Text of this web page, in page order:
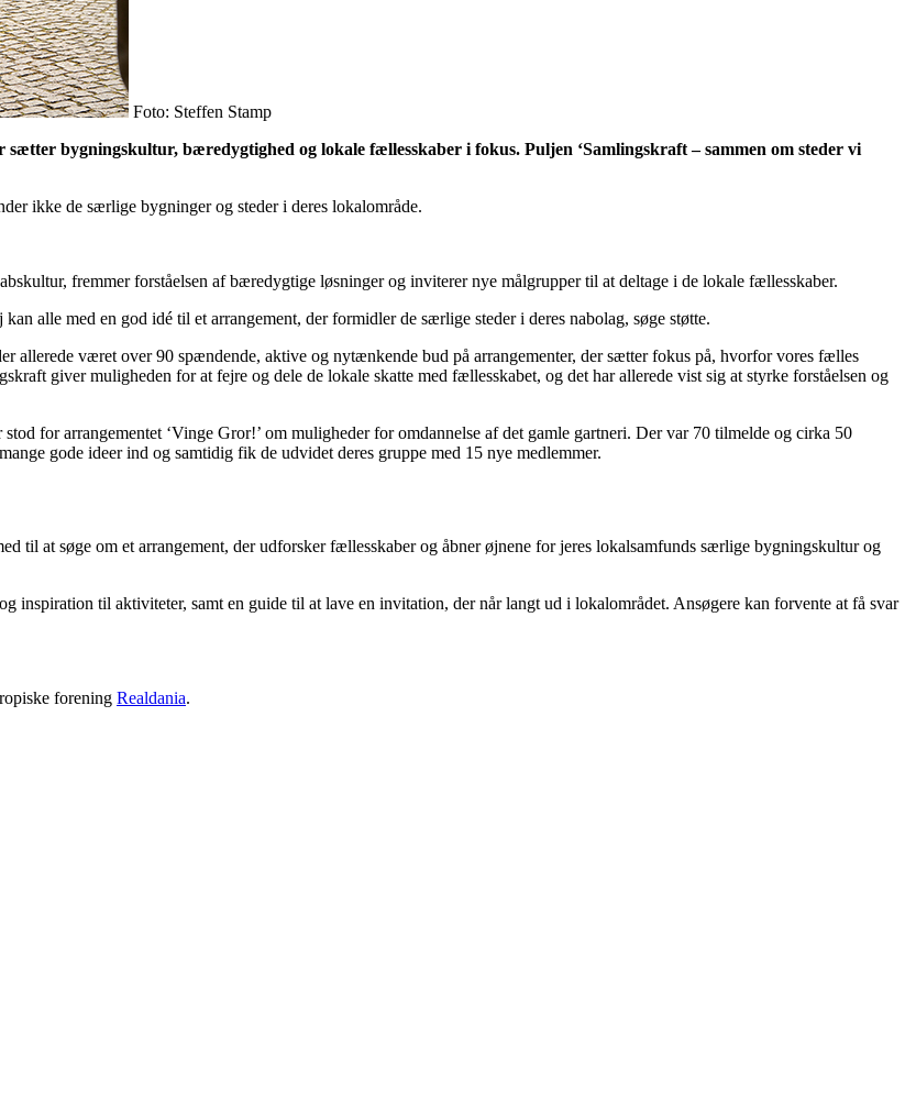
Foto: Steffen Stamp
bygningskultur, bæredygtighed og lokale fællesskaber i fokus. Puljen ‘Samlingskraft – sammen om steder vi
ikke de særlige bygninger og steder i deres lokalområde.
fremmer forståelsen af bæredygtige løsninger og inviterer nye målgrupper til at deltage i de lokale fællesskaber.
alle med en god idé til et arrangement, der formidler de særlige steder i deres nabolag, søge støtte.
allerede været over 90 spændende, aktive og nytænkende bud på arrangementer, der sætter fokus på, hvorfor vores fælles
giver muligheden for at fejre og dele de lokale skatte med fællesskabet, og det har allerede vist sig at styrke forståelsen og
for arrangementet ‘Vinge Gror!’ om muligheder for omdannelse af det gamle gartneri. Der var 70 tilmelde og cirka 50
gode ideer ind og samtidig fik de udvidet deres gruppe med 15 nye medlemmer.
til at søge om et arrangement, der udforsker fællesskaber og åbner øjnene for jeres lokalsamfunds særlige bygningskultur og
inspiration til aktiviteter, samt en guide til at lave en invitation, der når langt ud i lokalområdet. Ansøgere kan forvente at få svar
forening Realdania.